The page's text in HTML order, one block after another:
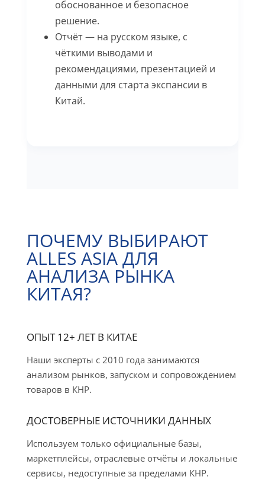
обоснованное и безопасное
решение.
Отчёт — на русском языке, с
чёткими выводами и
рекомендациями, презентацией и
данными для старта экспансии в
Китай.
ПОЧЕМУ ВЫБИРАЮТ
ALLES ASIA ДЛЯ
АНАЛИЗА РЫНКА
КИТАЯ?
ОПЫТ 12+ ЛЕТ В КИТАЕ
Наши эксперты с 2010 года занимаются
анализом рынков, запуском и сопровождением
товаров в КНР.
ДОСТОВЕРНЫЕ ИСТОЧНИКИ ДАННЫХ
Используем только официальные базы,
маркетплейсы, отраслевые отчёты и локальные
сервисы, недоступные за пределами КНР.